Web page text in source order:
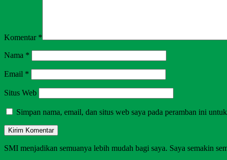
Komentar *
Nama *
Email *
Situs Web
Simpan nama, email, dan situs web saya pada peramban ini
SMI menjadikan semuanya lebih mudah bagi saya. Saya semakin